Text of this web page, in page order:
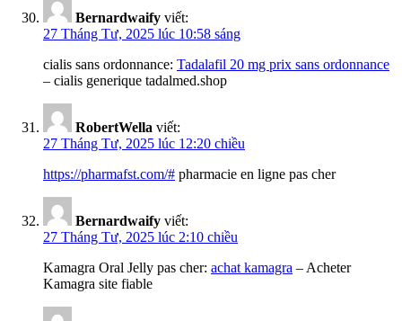
Bernardwaify viết:
27 Tháng Tư, 2025 lúc 10:58 sáng
cialis sans ordonnance: Tadalafil 20 mg prix sans ordonnance
– cialis generique tadalmed.shop
RobertWella viết:
27 Tháng Tư, 2025 lúc 12:20 chiều
https://pharmafst.com/# pharmacie en ligne pas cher
Bernardwaify viết:
27 Tháng Tư, 2025 lúc 2:10 chiều
Kamagra Oral Jelly pas cher: achat kamagra – Acheter
Kamagra site fiable